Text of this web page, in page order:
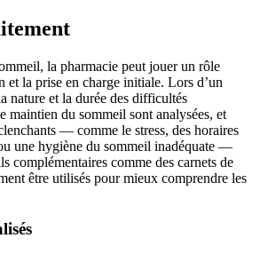
la pharmacie peut jouer un rôle
et la prise en charge initiale. Lors d’un
nature et la durée des difficultés
maintien du sommeil sont analysées, et
— comme le stress, des horaires
une hygiène du sommeil inadéquate —
complémentaires comme des carnets de
être utilisés pour mieux comprendre les